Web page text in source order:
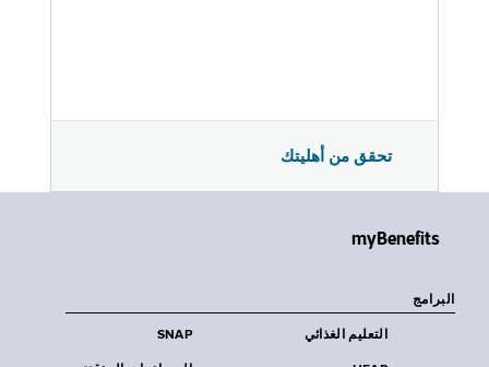
تحقق من أهليتك
myBenefits
البرامج
SNAP التعليم الغذائي